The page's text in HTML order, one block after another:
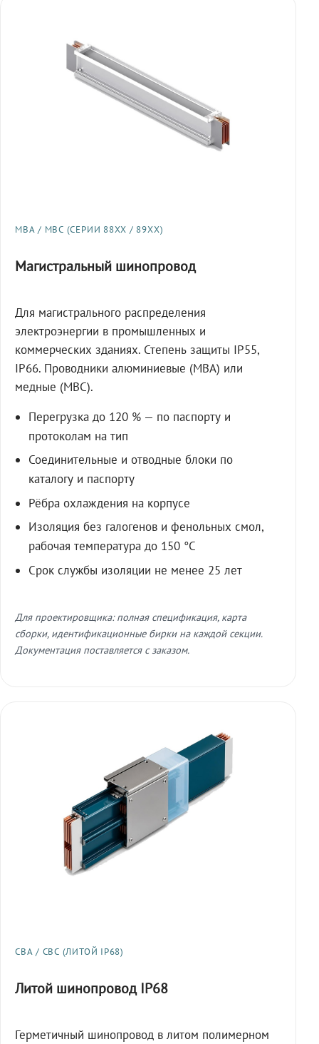
МВА / МВС (СЕРИИ 88XX / 89XX)
Магистральный шинопровод
Для магистрального распределения
электроэнергии в промышленных и
коммерческих зданиях. Степень защиты IP55,
IP66. Проводники алюминиевые (МВА) или
медные (МВС).
Перегрузка до 120 % — по паспорту и
протоколам на тип
Соединительные и отводные блоки по
каталогу и паспорту
Рёбра охлаждения на корпусе
Изоляция без галогенов и фенольных смол,
рабочая температура до 150 °C
Срок службы изоляции не менее 25 лет
Для проектировщика: полная спецификация, карта
сборки, идентификационные бирки на каждой секции.
Документация поставляется с заказом.
СВА / СВС (ЛИТОЙ IP68)
Литой шинопровод IP68
Герметичный шинопровод в литом полимерном